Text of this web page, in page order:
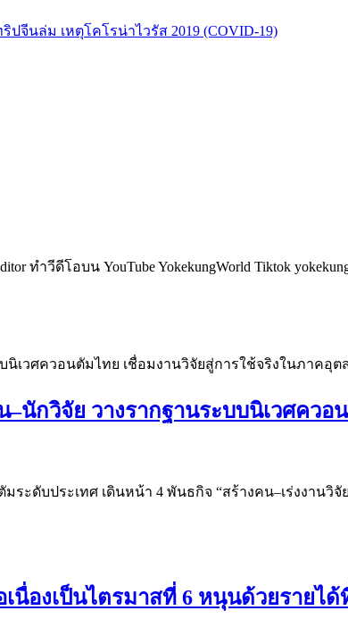
ปจีนล่ม เหตุโคโรน่าไวรัส 2019 (COVID-19)
ำวีดีโอบน YouTube YokekungWorld Tiktok
–นักวิจัย วางรากฐานระบบนิเวศคว
ะดับประเทศ เดินหน้า 4 พันธกิจ “สร้างคน–เร่งงานวิ
นื่องเป็นไตรมาสที่ 6 หนุนด้วยรายไ